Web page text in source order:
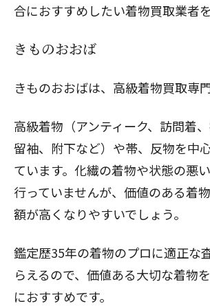
合におすすめしたい着物買取業者
きものおおば
きものおおばは、高級着物買取専門
高級着物（アンティーク、訪問着、
留袖、附下など）や帯、反物を中
ています。化繊の着物や状態の悪
行っていませんが、価値のある着
額が高くなりやすいでしょう。
鑑定歴35年の着物のプロに適正な
らえるので、価値ある大切な着物
におすすめです。